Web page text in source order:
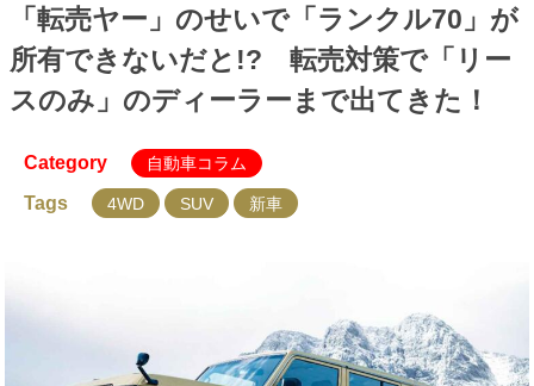
「転売ヤー」のせいで「ランクル70」が
所有できないだと!? 転売対策で「リー
スのみ」のディーラーまで出てきた！
Category 自動車コラム
Tags 4WD SUV 新車